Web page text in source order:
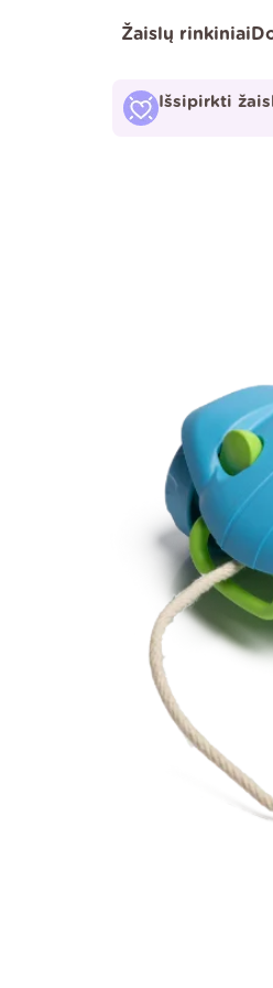
Žaislų rinkiniai
Išsipirkti